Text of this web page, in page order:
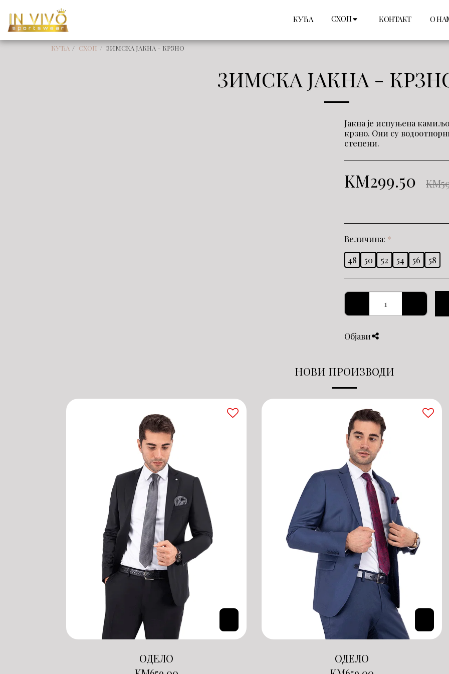
КУЋА СХОП КОНТАКТ О
КУЋА СХОП ЗИМСКА ЈАКНА - КРЗНО
ЗИМСКА ЈАКНА -
Јакна је испуњена
крзно. Они су
степени.
KM299.50 KM
Величина: *
48
50 52 54 56 58
Објави
НОВИ ПРОИЗВОДИ
ОДЕЛО
ОДЕЛО